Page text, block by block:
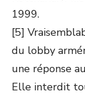
1999.
[5]
du lobby
une réponse
Elle interdit